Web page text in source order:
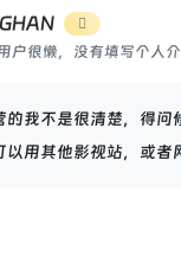
户很懒，没有填写个人
的我不是很清楚，得问
以用其他影视站，或者